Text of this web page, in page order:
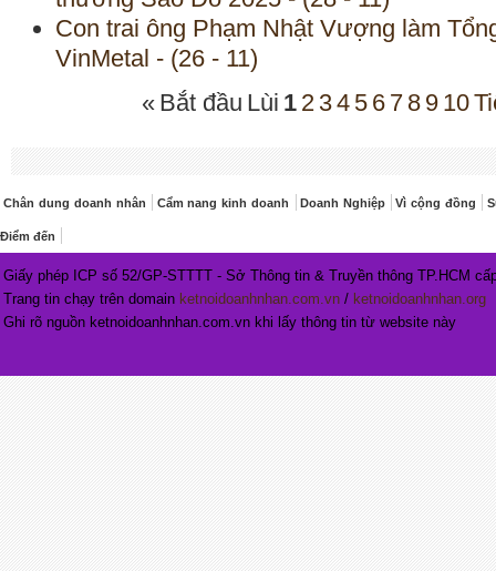
Con trai ông Phạm Nhật Vượng làm
VinMetal - (26 - 11)
« Bắt đầu Lùi 1 2 34 5 6 7 8 9 10
Chân dung doanh nhân Cẩm nang kinh doanh Doanh Nghiệp Vì cộng đồng
Điểm đến
Giấy phép ICP số 52/GP-STTTT - Sở Thông tin & Truyền thông TP.HCM
Trang tin chạy trên domain ketnoidoanhnhan.com.vn / ketnoidoanhnhan.org
Ghi rõ nguồn ketnoidoanhnhan.com.vn khi lấy thông tin từ website này